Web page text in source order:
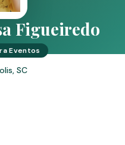
Figueiredo
Eventos
SC